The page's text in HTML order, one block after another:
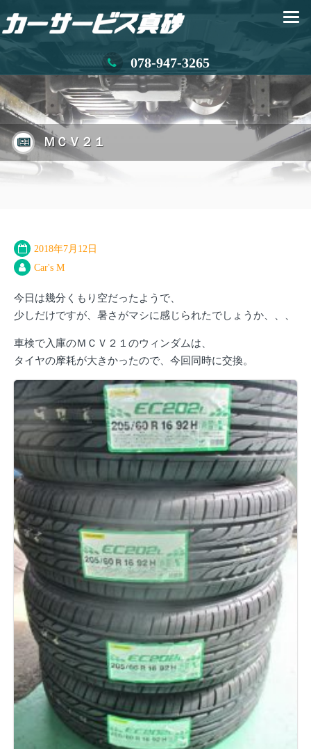
078-947-3265
ＭＣＶ２１
2018年7月12日
Car's M
今日は幾分くもり空だったようで、
少しだけですが、暑さがマシに感じられたでしょうか、、、
車検で入庫のＭＣＶ２１のウィンダムは、
タイヤの摩耗が大きかったので、今回同時に交換。